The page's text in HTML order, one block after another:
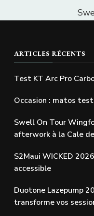
ARTICLES RÉCENTS
Test KT Arc Pro
Occasion : matos
Swell On Tour
afterwork à la Cale
S2Maui WICKED
accessible
Duotone Lazepump
transforme vos